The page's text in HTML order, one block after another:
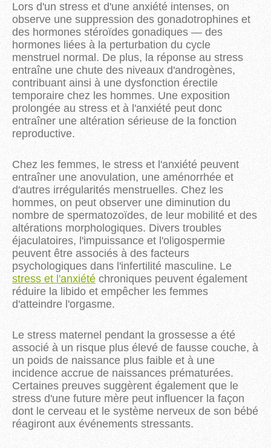
Lors d'un stress et d'une anxiété intenses, on
observe une suppression des gonadotrophines et
des hormones stéroïdes gonadiques — des
hormones liées à la perturbation du cycle
menstruel normal. De plus, la réponse au stress
entraîne une chute des niveaux d'androgènes,
contribuant ainsi à une dysfonction érectile
temporaire chez les hommes. Une exposition
prolongée au stress et à l'anxiété peut donc
entraîner une altération sérieuse de la fonction
reproductive.
Chez les femmes, le stress et l'anxiété peuvent
entraîner une anovulation, une aménorrhée et
d'autres irrégularités menstruelles. Chez les
hommes, on peut observer une diminution du
nombre de spermatozoïdes, de leur mobilité et des
altérations morphologiques. Divers troubles
éjaculatoires, l'impuissance et l'oligospermie
peuvent être associés à des facteurs
psychologiques dans l'infertilité masculine. Le
stress et l'anxiété chroniques peuvent également
réduire la libido et empêcher les femmes
d'atteindre l'orgasme.
Le stress maternel pendant la grossesse a été
associé à un risque plus élevé de fausse couche, à
un poids de naissance plus faible et à une
incidence accrue de naissances prématurées.
Certaines preuves suggèrent également que le
stress d'une future mère peut influencer la façon
dont le cerveau et le système nerveux de son bébé
réagiront aux événements stressants.